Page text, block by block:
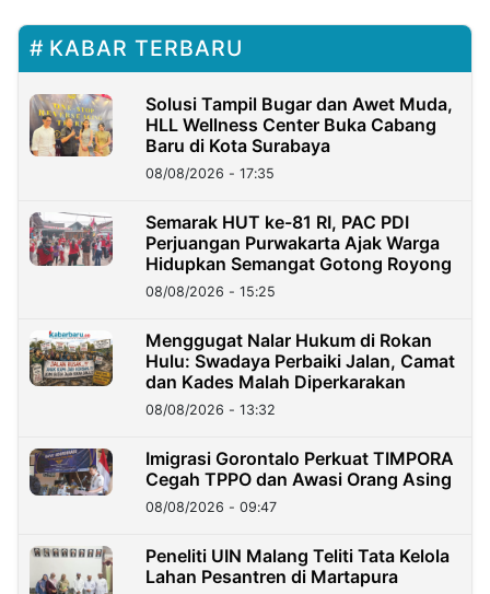
KABAR TERBARU
Solusi Tampil Bugar dan Awet Muda,
HLL Wellness Center Buka Cabang
Baru di Kota Surabaya
08/08/2026 - 17:35
Semarak HUT ke-81 RI, PAC PDI
Perjuangan Purwakarta Ajak Warga
Hidupkan Semangat Gotong Royong
08/08/2026 - 15:25
Menggugat Nalar Hukum di Rokan
Hulu: Swadaya Perbaiki Jalan, Camat
dan Kades Malah Diperkarakan
08/08/2026 - 13:32
Imigrasi Gorontalo Perkuat TIMPORA
Cegah TPPO dan Awasi Orang Asing
08/08/2026 - 09:47
Peneliti UIN Malang Teliti Tata Kelola
Lahan Pesantren di Martapura